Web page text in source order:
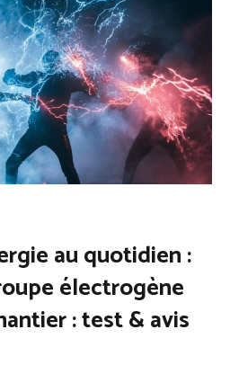
au quotidien :
électrogène
: test & avis